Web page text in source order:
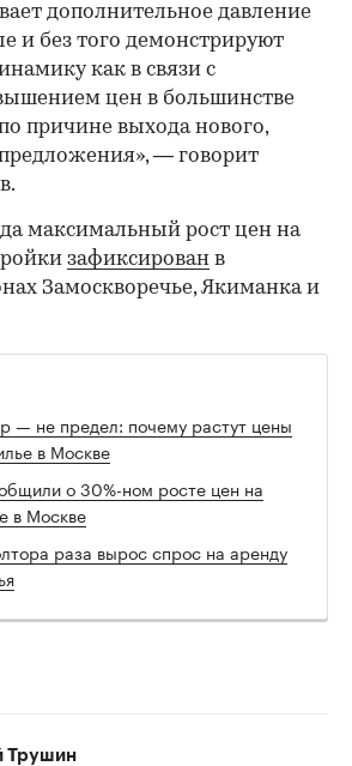
дополнительное давление
и без того демонстрируют
как в связи с
цен в большинстве
причине выхода нового,
— говорит
максимальный рост цен на
зафиксирован в
Замоскворечье, Якиманка и
— не предел: почему растут цены
в Москве
о 30%-ном росте цен на
в Москве
раза вырос спрос на аренду
Трушин